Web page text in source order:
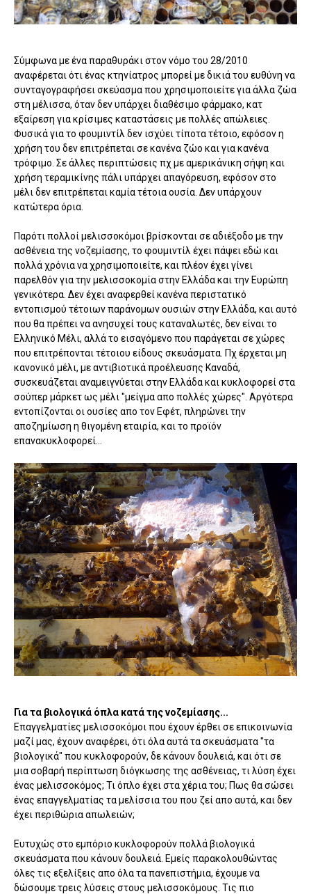
Σύμφωνα με ένα παραθυράκι στον νόμο του 28/2010
αναφέρεται ότι ένας κτηνίατρος μπορεί με δικιά του ευθύνη να
συνταγογραφήσει σκεύασμα που χρησιμοποιείτε για άλλα ζώα
στη μέλισσα, όταν δεν υπάρχει διαθέσιμο φάρμακο, κατ
εξαίρεση για κρίσιμες καταστάσεις με πολλές απώλειες.
Φυσικά για το φουμιντίλ δεν ισχύει τίποτα τέτοιο, εφόσον η
χρήση του δεν επιτρέπεται σε κανένα ζώο και για κανένα
τρόφιμο. Σε άλλες περιπτώσεις πχ με αμερικάνικη σήψη και
χρήση τεραμικίνης πάλι υπάρχει απαγόρευση, εφόσον στο
μέλι δεν επιτρέπεται καμία τέτοια ουσία. Δεν υπάρχουν
κατώτερα όρια.
Παρότι πολλοί μελισσοκόμοι βρίσκονται σε αδιέξοδο με την
ασθένεια της νοζεμίασης, το φουμιντίλ έχει πάψει εδώ και
πολλά χρόνια να χρησιμοποιείτε, και πλέον έχει γίνει
παρελθόν για την μελισσοκομία στην Ελλάδα και την Ευρώπη
γενικότερα. Δεν έχει αναφερθεί κανένα περιστατικό
εντοπισμού τέτοιων παράνομων ουσιών στην Ελλάδα, και αυτό
που θα πρέπει να ανησυχεί τους καταναλωτές, δεν είναι το
Ελληνικό Μέλι, αλλά το εισαγόμενο που παράγεται σε χώρες
που επιτρέπονται τέτοιου είδους σκευάσματα. Πχ έρχεται μη
κανονικό μέλι, με αντιβιοτικά προέλευσης Καναδά,
συσκευάζεται αναμειγνύεται στην Ελλάδα και κυκλοφορεί στα
σούπερ μάρκετ ως μέλι "μείγμα απο πολλές χώρες". Αργότερα
εντοπίζονται οι ουσίες απο τον Εφέτ, πληρώνει την
αποζημίωση η θιγομένη εταιρία, και το προϊόν
επανακυκλοφορεί...
Για τα βιολογικά όπλα κατά της νοζεμίασης...
Επαγγελματίες μελισσοκόμοι που έχουν έρθει σε επικοινωνία
μαζί μας, έχουν αναφέρει, ότι όλα αυτά τα σκευάσματα "τα
βιολογικά" που κυκλοφορούν, δε κάνουν δουλειά, και ότι σε
μια σοβαρή περίπτωση διόγκωσης της ασθένειας, τι λύση έχει
ένας μελισσοκόμος; Τι όπλο έχει στα χέρια του; Πως θα σώσει
ένας επαγγελματίας τα μελίσσια του που ζεί απο αυτά, και δεν
έχει περιθώρια απωλειών;
Ευτυχώς στο εμπόριο κυκλοφορούν πολλά βιολογικά
σκευάσματα που κάνουν δουλειά. Εμείς παρακολουθώντας
όλες τις εξελίξεις απο όλα τα πανεπιστήμια, έχουμε να
δώσουμε τρεις λύσεις στους μελισσοκόμους. Τις πιο